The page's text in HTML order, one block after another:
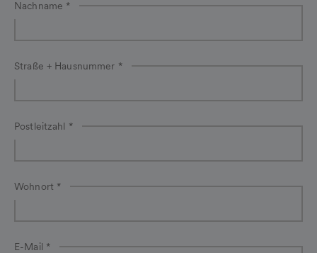
b2C-
Solarberatungstermin-
Dynamics2021-
dwuvyK
Nachname *
Straße + Hausnummer *
Postleitzahl *
Wohnort *
E-Mail *